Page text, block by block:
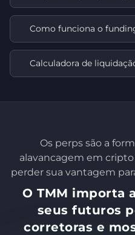
Como funciona o
Calculadora de
Os perps são a
alavancagem em
perder sua vantagem
O TMM importa
seus futuros
corretoras e